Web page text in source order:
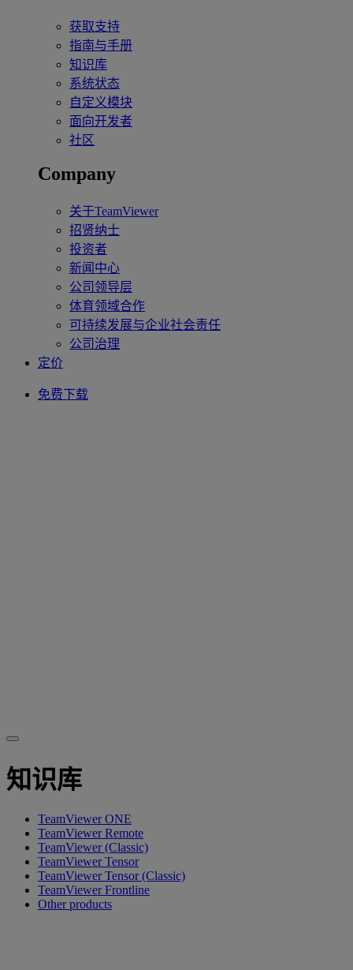
获取支持
指南与手册
知识库
系统状态
自定义模块
面向开发者
社区
Company
关于TeamViewer
招贤纳士
投资者
新闻中心
公司领导层
体育领域合作
可持续发展与企业社会责任
公司治理
定价
免费下载
知识库
TeamViewer ONE
TeamViewer Remote
TeamViewer (Classic)
TeamViewer Tensor
TeamViewer Tensor (Classic)
TeamViewer Frontline
Other products